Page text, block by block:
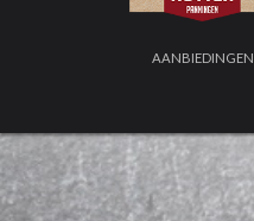
AANBIEDINGEN